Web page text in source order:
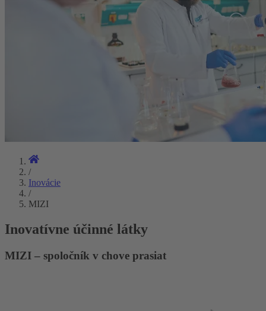
/
Inovácie
/
MIZI
Inovatívne účinné látky
MIZI – spoločník v chove prasiat